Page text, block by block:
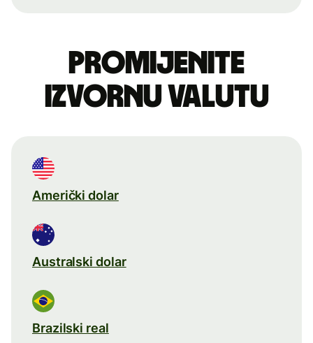
Promijenite
izvornu valutu
Američki dolar
Australski dolar
Brazilski real